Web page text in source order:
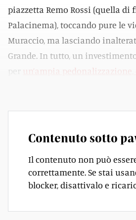
piazzetta Remo Rossi (quella di
Palacinema), toccando pure le
Muraccio, ma lasciando
Grande. In tutto, un
per un’ampia pedonalizzazione,
Contenuto sotto
Il contenuto non può
correttamente. Se stai
blocker, disattivalo e